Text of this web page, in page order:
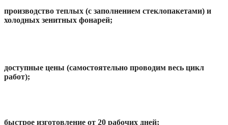
производство теплых (с заполнением стеклопакетами) и
холодных зенитных фонарей;
доступные цены (самостоятельно проводим весь цикл
работ);
быстрое изготовление от 20 рабочих дней;